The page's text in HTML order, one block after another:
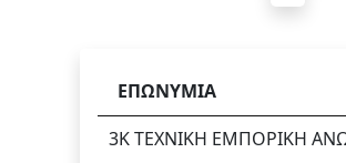
ΕΠΩΝΥΜΙΑ
3Κ ΤΕΧΝΙΚΗ ΕΜΠΟΡΙΚΗ